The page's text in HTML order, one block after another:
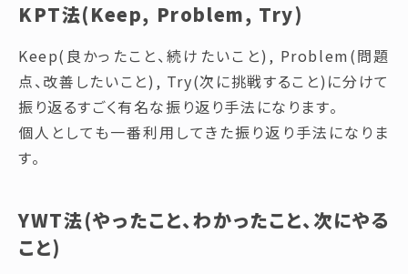
KPT法(Keep, Problem, Try)
Keep(良かったこと、続けたいこと), Problem(問題
点、改善したいこと), Try(次に挑戦すること)に分けて
振り返るすごく有名な振り返り手法になります。
個人としても一番利用してきた振り返り手法になりま
す。
YWT法(やったこと、わかったこと、次にやる
こと)